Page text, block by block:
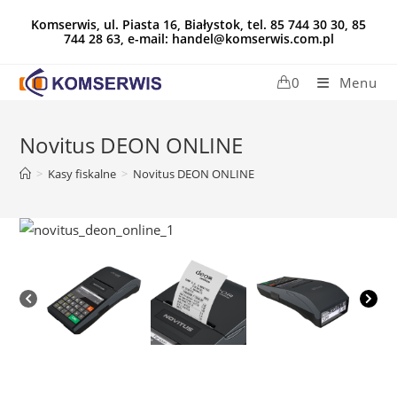
Komserwis, ul. Piasta 16, Białystok, tel. 85 744 30 30, 85
744 28 63, e-mail: handel@komserwis.com.pl
0 Menu
Novitus DEON ONLINE
> Kasy fiskalne > Novitus DEON ONLINE